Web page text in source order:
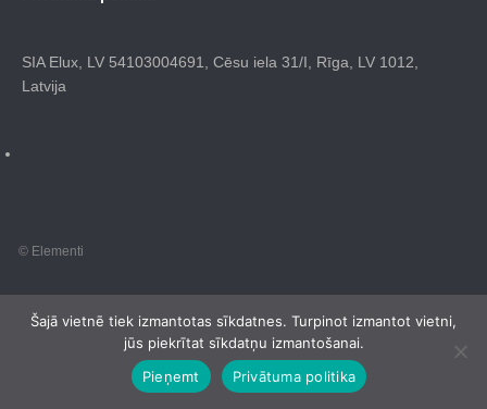
SIA Elux, LV 54103004691, Cēsu iela 31/I, Rīga, LV 1012,
Latvija
© Elementi
Šajā vietnē tiek izmantotas sīkdatnes. Turpinot izmantot vietni,
jūs piekrītat sīkdatņu izmantošanai.
Pieņemt
Privātuma politika